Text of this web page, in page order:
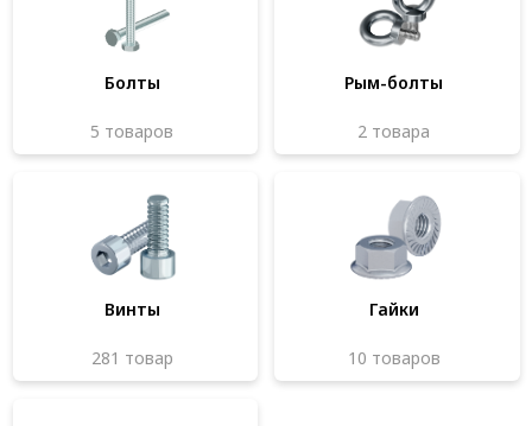
Система V-паза NEW!
Крейты и кассеты Subrack systems
Профиль строительного назначения
Радиаторный алюминиевый профиль NEW!
Лист алюминиевый
Болты
5 товаров
Рым-болты
2 товара
Винты
281 товар
Гайки
10 товаров